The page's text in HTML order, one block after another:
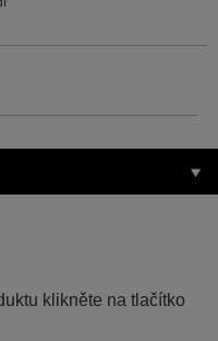
klikněte na tlačítko